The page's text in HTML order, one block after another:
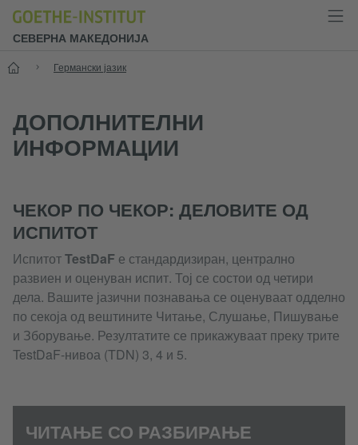
СЕВЕРНА МАКЕДОНИЈА
Почеток
Германски јазик
ДОПОЛНИТЕЛНИ
ИНФОРМАЦИИ
ЧЕКОР ПО ЧЕКОР: ДЕЛОВИТЕ ОД
ИСПИТОТ
ИспитотTestDaF е стандардизиран, централно
развиен и оценуван испит. Тој се состои од четири
дела. Вашите јазични познавања се оценуваат одделно
по секоја од вештините Читање, Слушање, Пишување
и Зборување. Резултатите се прикажуваат преку трите
TestDaF-нивоа (TDN) 3, 4 и 5.
ЧИТАЊЕ СО РАЗБИРАЊЕ